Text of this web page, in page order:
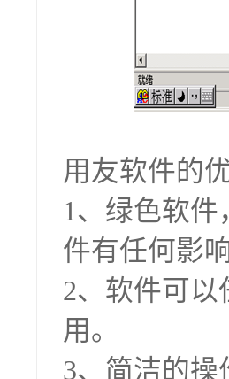
用友软件的
1、绿色软
件有任何影
2、软件可
用。
3、简洁的